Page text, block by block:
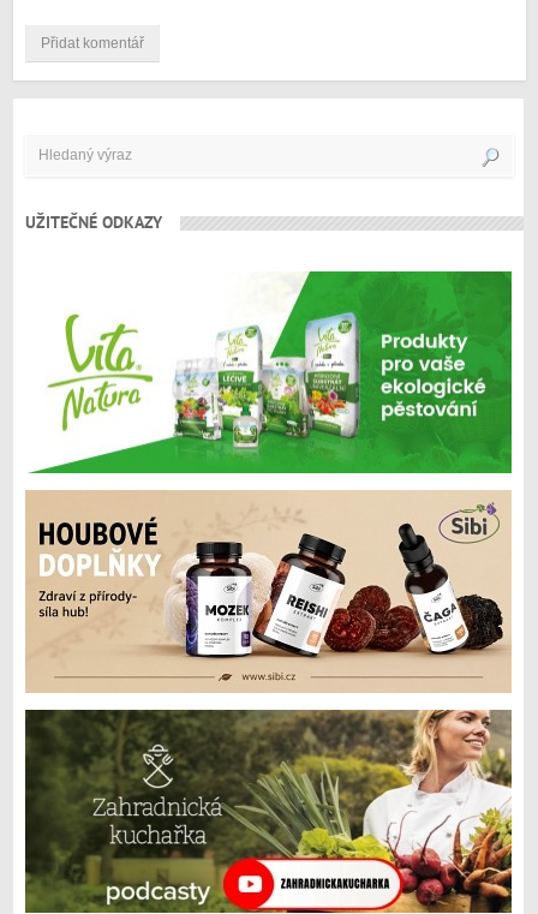
UŽITEČNÉ ODKAZY